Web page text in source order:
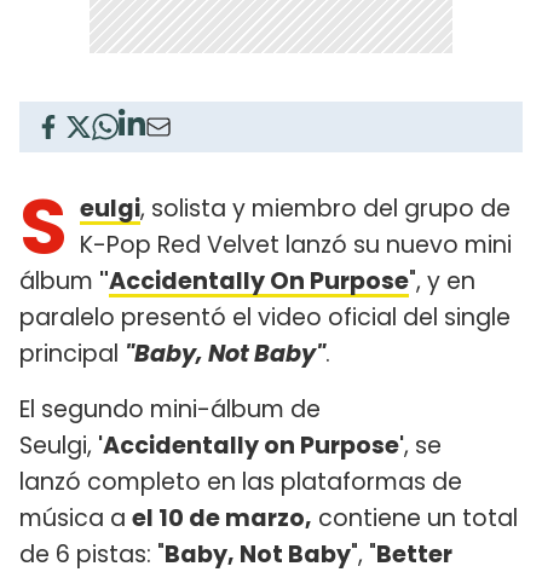
S eulgi, solista y miembro del grupo de
K-Pop Red Velvet lanzó su nuevo mini
álbum "Accidentally On Purpose", y en
paralelo presentó el video oficial del single
principal "Baby, Not Baby".
El segundo mini-álbum de
Seulgi, 'Accidentally on Purpose', se
lanzó completo en las plataformas de
música a el 10 de marzo, contiene un total
de 6 pistas: "Baby, Not Baby", "Better